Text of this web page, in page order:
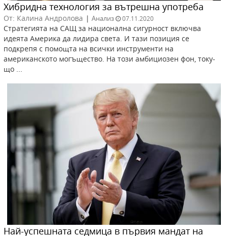
Хибридна технология за вътрешна употреба
От: Калина Андролова | Анализ 07.11.2020
Стратегията на САЩ за национална сигурност включва
идеята Америка да лидира света. И тази позиция се
подкрепя с помощта на всички инструменти на
американското могъщество. На този амбициозен фон, току-
що ...
Най-успешната седмица в първия мандат на